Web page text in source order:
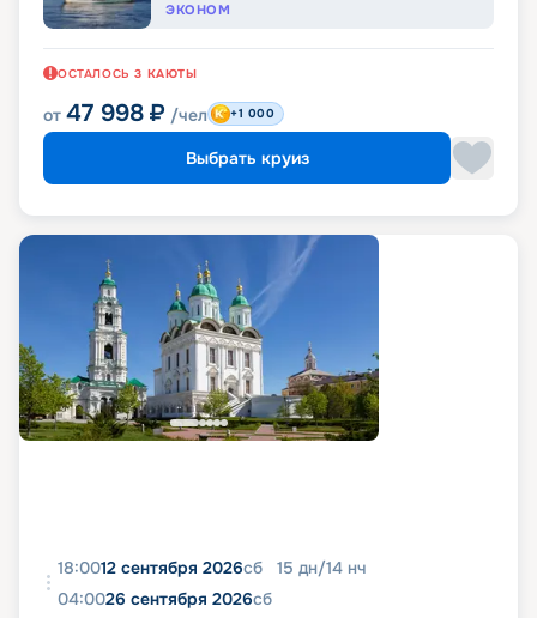
ЭКОНОМ
ОСТАЛОСЬ 3 КАЮТЫ
от 47 998 ₽ /чел +1 000
Выбрать круиз
18:0012 сентября 2026сб 15 дн/14 нч
04:0026 сентября 2026сб